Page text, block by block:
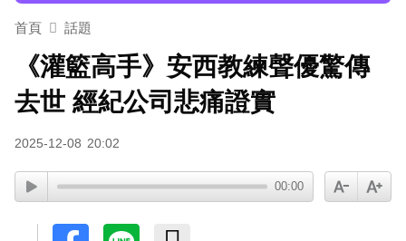
首頁 話題
《灌籃高手》安西教練聲優驚傳
去世 經紀公司悲痛證實
2025-12-08 20:02
00:00